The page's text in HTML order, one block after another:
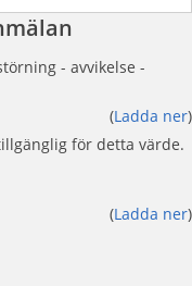
- avvikelse -
(Ladda ner)
för detta värde.
(Ladda ner)